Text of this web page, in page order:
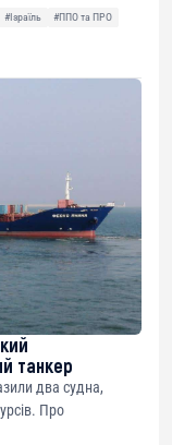
#Ізраїль
#ППО та ПРО
танкер
два судна,
Про